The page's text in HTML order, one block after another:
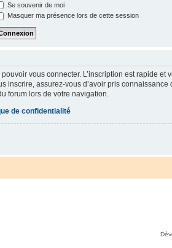
Se souvenir de moi
Masquer ma présence lors de cette session
vous connecter. L’inscription est rapide
inscrire, assurez-vous d’avoir pris
forum lors de votre navigation.
de confidentialité